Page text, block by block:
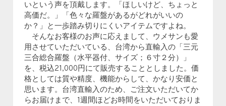
いという声を頂戴します。「ほしいけど、ちょっと
高価だ。」「色々な羅盤があるがどれがいいの
か？」と一歩踏み切りにくいアイテムですよね。
そんなお客様のお声に応えまして、ウメサンも愛
用させていただいている、台湾から直輸入の「三元
三合総合羅盤（水平器付、サイズ；６寸２分）」
を、税込21,000円にて販売することとしました。価
格としては質や精度、機能からして、かなり安価と
思います。台湾直輸入のため、ご注文いただいてか
らお届けまで、1週間ほどお時間をいただいておりま